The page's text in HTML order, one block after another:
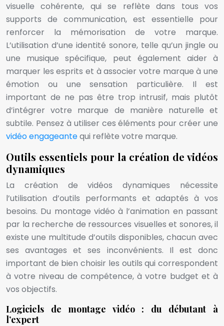
visuelle cohérente, qui se reflète dans tous vos
supports de communication, est essentielle pour
renforcer la mémorisation de votre marque.
L’utilisation d’une identité sonore, telle qu’un jingle ou
une musique spécifique, peut également aider à
marquer les esprits et à associer votre marque à une
émotion ou une sensation particulière. Il est
important de ne pas être trop intrusif, mais plutôt
d’intégrer votre marque de manière naturelle et
subtile. Pensez à utiliser ces éléments pour créer une
vidéo engageantequi reflète votre marque.
Outils essentiels pour la création de vidéos
dynamiques
La création de vidéos dynamiques nécessite
l’utilisation d’outils performants et adaptés à vos
besoins. Du montage vidéo à l’animation en passant
par la recherche de ressources visuelles et sonores, il
existe une multitude d’outils disponibles, chacun avec
ses avantages et ses inconvénients. Il est donc
important de bien choisir les outils qui correspondent
à votre niveau de compétence, à votre budget et à
vos objectifs.
Logiciels de montage vidéo : du débutant à
l’expert